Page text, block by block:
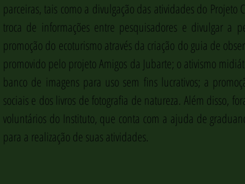
parceiras, tais como a divulgação das atividades do
troca de informações entre pesquisadores e divulgar a
promoção do ecoturismo através da criação do guia de
promovido pelo projeto Amigos da Jubarte; o ativismo
banco de imagens para uso sem fins lucrativos; a
sociais e dos livros de fotografia de natureza. Além disso,
voluntários do Instituto, que conta com a ajuda de
para a realização de suas atividades.